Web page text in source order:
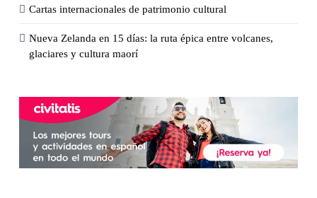
Cartas internacionales de patrimonio cultural
Nueva Zelanda en 15 días: la ruta épica entre volcanes,
glaciares y cultura maorí